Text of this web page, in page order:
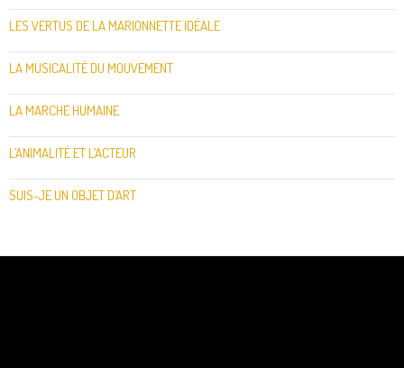
LES VERTUS DE LA MARIONNETTE IDÉALE
LA MUSICALITÉ DU MOUVEMENT
LA MARCHE HUMAINE
L’ANIMALITÉ ET L’ACTEUR
SUIS-JE UN OBJET D’ART